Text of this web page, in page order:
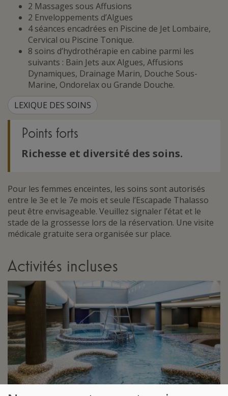
2 Massages sous Affusions
2 Enveloppements d’Algues
4 séances encadrées en Piscine de Jet Lombaire,
Cervical ou Piscine Tonique.
8 soins d’hydrothérapie en cabine parmi les
suivants : Bain Jets aux Algues, Affusions
Dynamiques, Drainage Marin, Douche Sous-
Marine, Ondorelax ou Grande Douche.
LEXIQUE DES SOINS
Points forts
Richesse et diversité des soins.
Pour les femmes enceintes, les soins sont autorisés
entre le 3e et le 7e mois et seule l’Escapade Thalasso
peut être envisageable. Veuillez signaler l’état et le
stade de la grossesse lors de la réservation. Une visite
médicale gratuite sera organisée sur place.
Activités incluses